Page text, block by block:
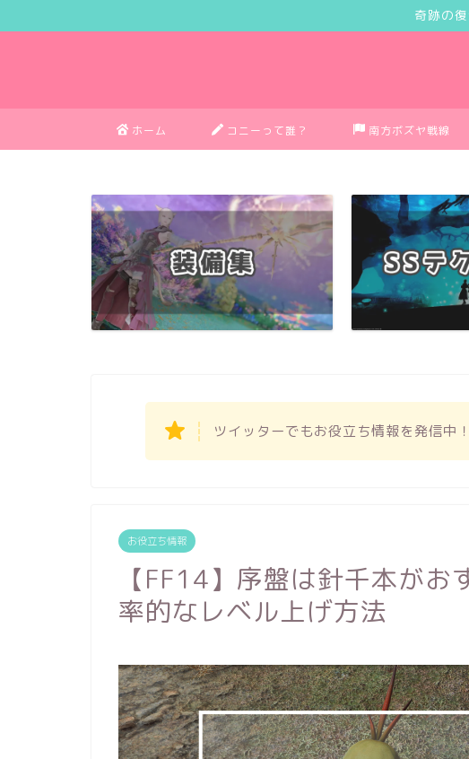
奇跡の
ホーム コニーって誰？ 南方ボズヤ戦線
ツイッターでもお役立ち情報を発信中
お役立ち情報
【FF14】序盤は針千本が
率的なレベル上げ方法